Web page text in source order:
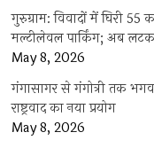
गुरुग्राम: विवादों में घिरी 55
मल्टीलेवल पार्किंग; अब
May 8, 2026
गंगासागर से गंगोत्री तक
राष्ट्रवाद का नया प्रयोग
May 8, 2026